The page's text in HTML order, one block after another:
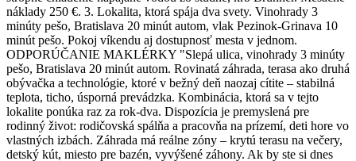
náklady 250 €. 3. Lokalita, ktorá spája dva svety. Vinohrady 3
minúty pešo, Bratislava 20 minút autom, vlak Pezinok-Grinava 10
minút pešo. Pokoj víkendu aj dostupnosť mesta v jednom.
ODPORÚČANIE MAKLÉRKY "Slepá ulica, vinohrady 3 minúty
pešo, Bratislava 20 minút autom. Rovinatá záhrada, terasa ako druhá
obývačka a technológie, ktoré v bežný deň naozaj cítite – stabilná
teplota, ticho, úsporná prevádzka. Kombinácia, ktorá sa v tejto
lokalite ponúka raz za rok-dva. Dispozícia je premyslená pre
rodinný život: rodičovská spálňa a pracovňa na prízemí, deti hore vo
vlastných izbách. Záhrada má reálne zóny – krytú terasu na večery,
detský kút, miesto pre bazén, vyvýšené záhony. Ak by ste si dnes